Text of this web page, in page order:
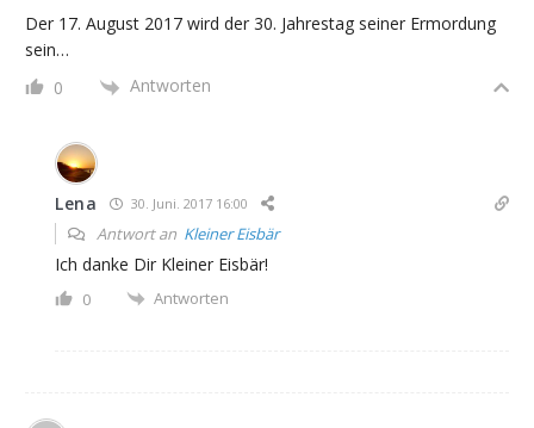
Der 17. August 2017 wird der 30. Jahrestag seiner Ermordung
sein…
0
Antworten
Lena 30. Juni. 2017 16:00
Antwort an Kleiner Eisbär
Ich danke Dir Kleiner Eisbär!
0 Antworten